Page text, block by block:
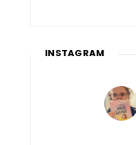
INSTAGRAM